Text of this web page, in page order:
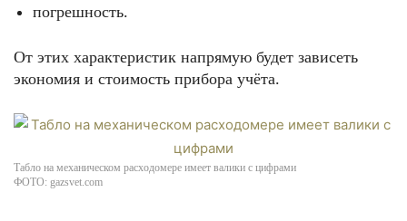
погрешность.
От этих характеристик напрямую будет зависеть
экономия и стоимость прибора учёта.
Табло на механическом расходомере имеет валики с цифрами
ФОТО: gazsvet.com